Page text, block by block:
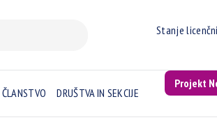
Stanje
ČLANSTVO DRUŠTVA IN SEKCIJE
Projekt